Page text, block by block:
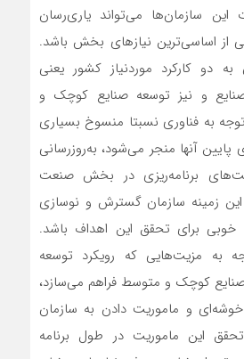
این سازمان‌ها می‌تواند یاری‌رسان
از اساسی‌ترین نیازهای بخش باشد.
دو کارکرد موردنیاز کشور یعنی
و نیز توسعه صنایع کوچک و
به فناوری نسبتا منسوخ بسیاری
پایین آنها منجر می‌شود، به‌روزرسانی
برنامه‌ریزی در بخش صنعت
زمینه‌ سازمان گسترش و نوسازی
خوبی برای تحقق این اهداف باشد.
به مزیت‌هایی که رویکرد توسعه
کوچک و متوسط فراهم می‌سازد،
و ماموریت دادن به سازمان
این ماموریت در طول برنامه